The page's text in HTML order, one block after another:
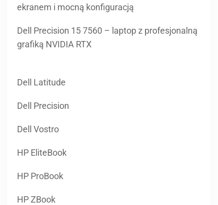
ekranem i mocną konfiguracją
Dell Precision 15 7560 – laptop z profesjonalną
grafiką NVIDIA RTX
Dell Latitude
Dell Precision
Dell Vostro
HP EliteBook
HP ProBook
HP ZBook